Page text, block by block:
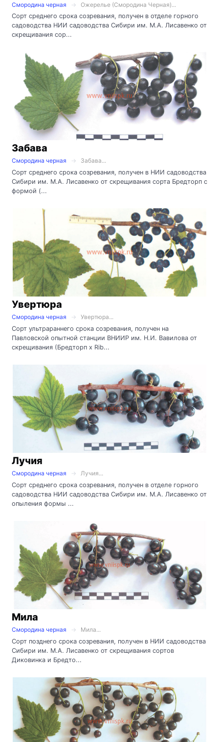
Смородина черная
Ожерелье (Смородина Черная)...
Сорт среднего срока созревания, получен в отделе горного
садоводства НИИ садоводства Сибири им. М.А. Лисавенко от
скрещивания сор...
Забава
Смородина черная
Забава...
Сорт среднего срока созревания, получен в НИИ садоводства
Сибири им. М.А. Лисавенко от скрещивания сорта Бредторп с
формой (...
Увертюра
Смородина черная
Увертюра...
Сорт ультрараннего срока созревания, получен на
Павловской опытной станции ВНИИР им. Н.И. Вавилова от
скрещивания (Бредторп х Rib...
Лучия
Смородина черная
Лучия...
Сорт среднего срока созревания, получен в отделе горного
садоводства НИИ садоводства Сибири им. М.А. Лисавенко от
опыления формы ...
Мила
Смородина черная
Мила...
Сорт позднего срока созревания, получен в НИИ садоводства
Сибири им. М.А. Лисавенко от скрещивания сортов
Диковинка и Бредто...